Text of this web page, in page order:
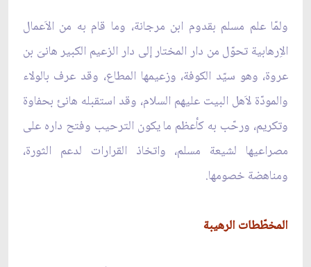
ولمّا علم مسلم بقدوم ابن مرجانة، وما قام به من الاَعمال
الاِرهابية تحوّل من دار المختار إلى دار الزعيم الكبير هانىَ بن
عروة، وهو سيّد الكوفة، وزعيمها المطاع، وقد عرف بالولاء
والمودّة لاَهل البيت عليهم السلام، وقد استقبله هانئ بحفاوة
وتكريم، ورحّب به كأعظم ما يكون الترحيب وفتح داره على
مصراعيها لشيعة مسلم، واتخاذ القرارات لدعم الثورة،
ومناهضة خصومها.
المخطّطات الرهيبة